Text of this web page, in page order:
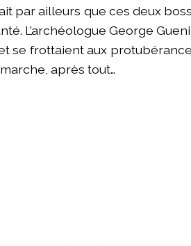
par ailleurs que ces deux
L’archéologue George
se frottaient aux
après tout…